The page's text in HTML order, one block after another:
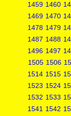
1459 1460
1469 1470
1478 1479
1487 1488
1496 1497
1505 1506
1514 1515
1523 1524
1532 1533
1541 1542